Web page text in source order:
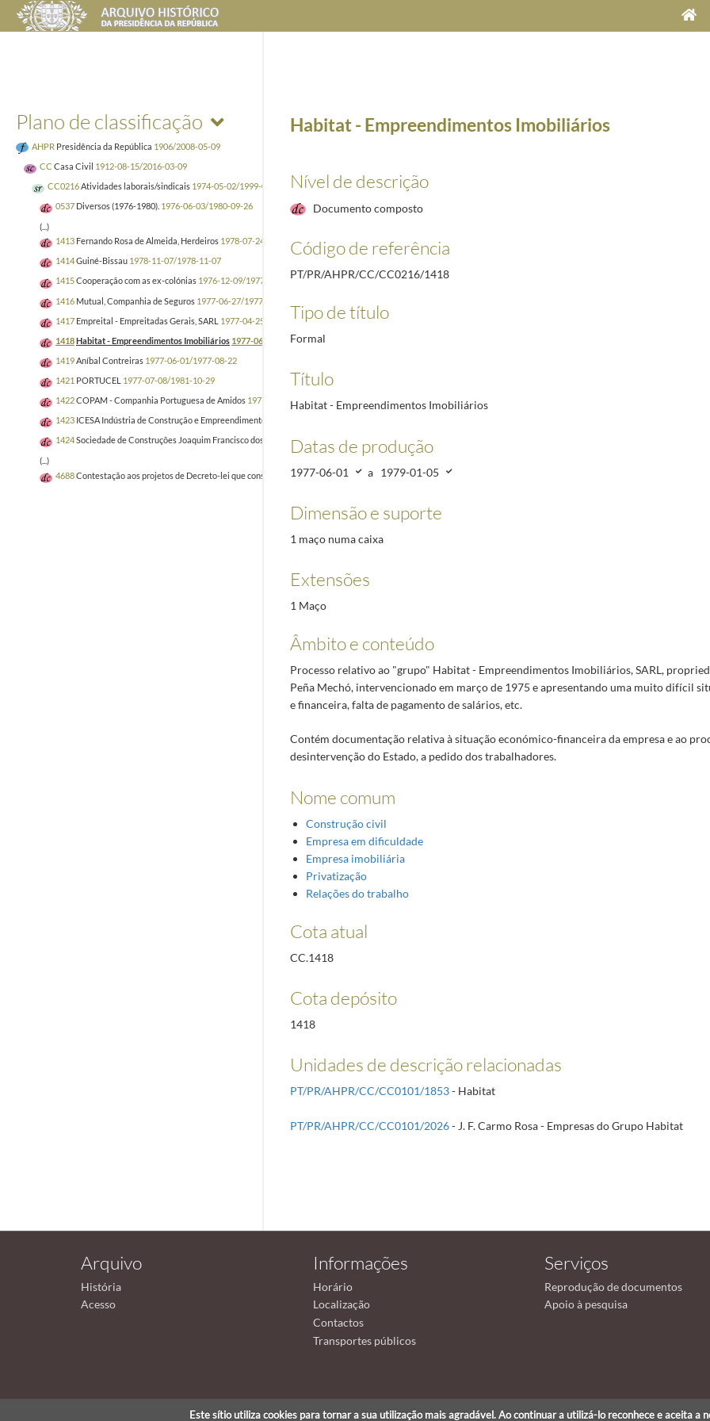
Plano de classificação
AHPR Presidência da República 1906/2008-05-09
CC Casa Civil 1912-08-15/2016-03-09
CC0216Atividades laborais/sindicais 1974-05-02/1999-02-23
0537 Diversos (1976-1980). 1976-06-03/1980-09-26
(...)
1413 Fernando Rosa de Almeida, Herdeiros 1978-07-24/1978-11-07
1414Guiné-Bissau 1978-11-07/1978-11-07
1415Cooperação com as ex-colónias 1976-12-09/1977-05-02
1416 Mutual, Companhia de Seguros 1977-06-27/1977-07-05
1417 Empreital - Empreitadas Gerais, SARL 1977-04-25/1979-02-09
1418Habitat - Empreendimentos Imobiliários 1977-06-01/1979-01-05
1419Aníbal Contreiras 1977-06-01/1977-08-22
1421 PORTUCEL 1977-07-08/1981-10-29
1422COPAM - Companhia Portuguesa de Amidos 1977-09-27/1977-12-14
1423 ICESA Indústria de Construção e Empreendimentos Turísticos
1424Sociedade de Construções Joaquim Francisco dos Santos 1977-09-30/1977-09-30
(...)
4688Contestação aos projetos de Decreto-lei que constam do Boletim do Trabalho e Emprego, Separata n.º 3, de 30 de junho de 1998
Habitat - Empreendimentos Imobiliários
Nível de descrição
Documento composto
Código de referência
PT/PR/AHPR/CC/CC0216/1418
Tipo de título
Formal
Título
Habitat - Empreendimentos Imobiliários
Datas de produção
1977-06-01 a 1979-01-05
Dimensão e suporte
1 maço numa caixa
Extensões
1 Maço
Âmbito e conteúdo
Processo relativo ao "grupo" Habitat - Empreendimentos Imobiliários, SARL,
Peña Mechó, intervencionado em março de 1975 e apresentando uma muito difícil
e financeira, falta de pagamento de salários, etc.
Contém documentação relativa à situação económico-financeira da empresa e ao
desintervenção do Estado, a pedido dos trabalhadores.
Nome comum
Construção civil
Empresa em dificuldade
Empresa imobiliária
Privatização
Relações do trabalho
Cota atual
CC.1418
Cota depósito
1418
Unidades de descrição relacionadas
PT/PR/AHPR/CC/CC0101/1853- Habitat
PT/PR/AHPR/CC/CC0101/2026- J. F. Carmo Rosa - Empresas do Grupo Habitat
Arquivo
História
Acesso
Informações
Horário
Localização
Contactos
Transportes públicos
Serviços
Reprodução de documentos
Apoio à pesquisa
Este sítio utiliza cookies para tornar a sua utilização mais agradável. Ao continuar a utilizá-lo reconhece e aceita a